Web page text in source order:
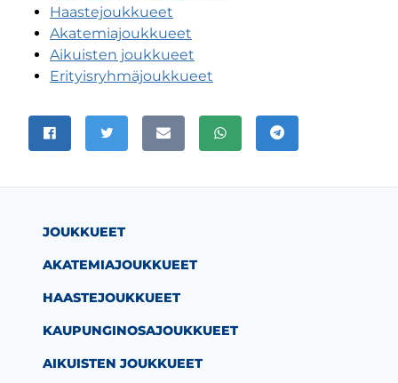
Haastejoukkueet
Akatemiajoukkueet
Aikuisten joukkueet
Erityisryhmäjoukkueet
JAA SIVU
Jaa Facebookissa
Jaa TwitterissäJaa sähköpostitse
Jaa WhatsAppissa
Jaa Telegramissa
JOUKKUEET
AKATEMIAJOUKKUEET
HAASTEJOUKKUEET
KAUPUNGINOSAJOUKKUEET
AIKUISTEN JOUKKUEET